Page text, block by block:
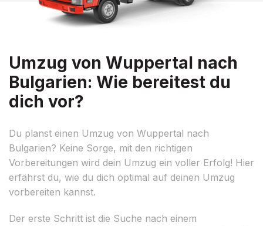
Umzug von Wuppertal nach
Bulgarien: Wie bereitest du
dich vor?
Du planst einen Umzug von Wuppertal nach
Bulgarien? Keine Sorge, mit den richtigen
Vorbereitungen wird dein Umzug ein voller Erfolg! Hier
erfährst du, wie du dich optimal auf deinen Umzug
vorbereiten kannst.
Der erste Schritt ist die Suche nach einem